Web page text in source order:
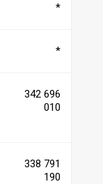
*
*
342 696
010
338 791
190